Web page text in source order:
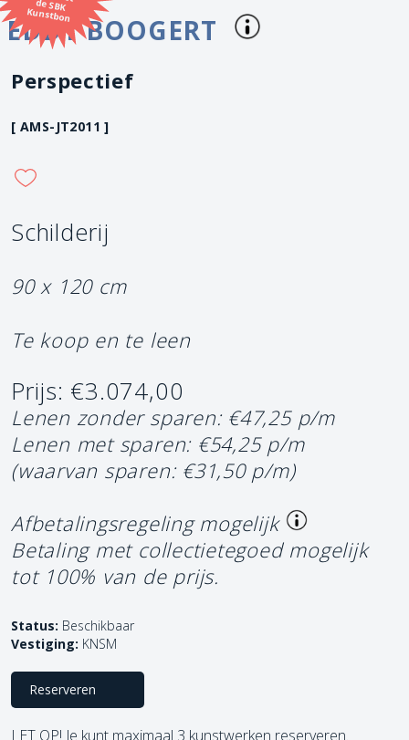
Kunstbon
EDDY BOOGERT
Perspectief
[ AMS-JT2011 ]
Schilderij
90 x 120 cm
Te koop en te leen
Prijs: €3.074,00
Lenen zonder sparen: €47,25 p/m
Lenen met sparen: €54,25 p/m
(waarvan sparen: €31,50 p/m)
Afbetalingsregeling mogelijk
Betaling met collectietegoed mogelijk
tot 100% van de prijs.
Status: Beschikbaar
Vestiging: KNSM
Reserveren
LET OP! Je kunt maximaal 3 kunstwerken reserveren.